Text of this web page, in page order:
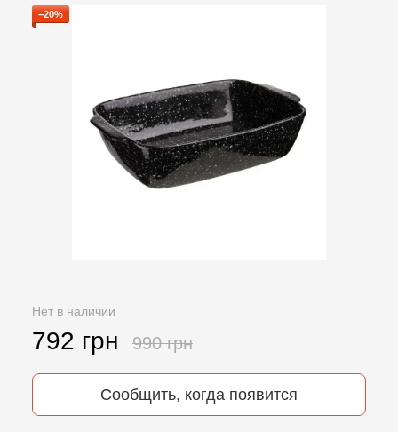
−20%
Нет в наличии
792 грн 990 грн
Сообщить, когда появится